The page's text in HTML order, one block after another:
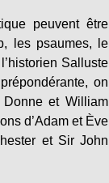
peuvent être
les psaumes, le
Salluste
on
et William
d’Adam et Ève
et Sir John